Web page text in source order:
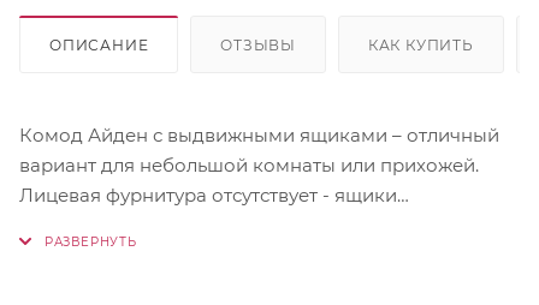
ОПИСАНИЕ ОТЗЫВЫ КАК КУПИТЬ
Комод Айден с выдвижными ящиками – отличный
вариант для небольшой комнаты или прихожей.
Лицевая фурнитура отсутствует - ящики